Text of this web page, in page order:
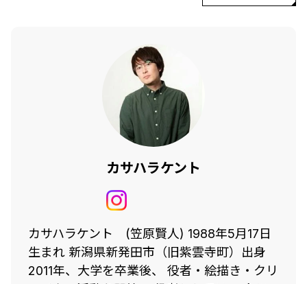
カサハラケント
カサハラケント (笠原賢人) 1988年5月17日
生まれ 新潟県新発田市（旧紫雲寺町）出身
2011年、大学を卒業後、 役者・絵描き・クリ